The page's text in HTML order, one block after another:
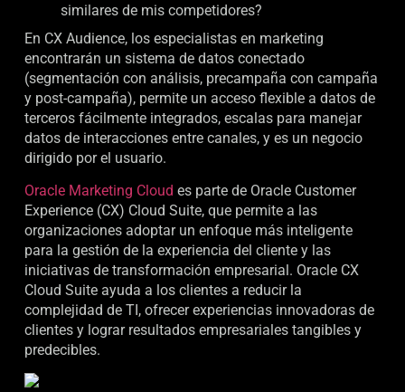
similares de mis competidores?
En CX Audience, los especialistas en marketing
encontrarán un sistema de datos conectado
(segmentación con análisis, precampaña con campaña
y post-campaña), permite un acceso flexible a datos de
terceros fácilmente integrados, escalas para manejar
datos de interacciones entre canales, y es un negocio
dirigido por el usuario.
Oracle Marketing Cloud es parte de Oracle Customer
Experience (CX) Cloud Suite, que permite a las
organizaciones adoptar un enfoque más inteligente
para la gestión de la experiencia del cliente y las
iniciativas de transformación empresarial. Oracle CX
Cloud Suite ayuda a los clientes a reducir la
complejidad de TI, ofrecer experiencias innovadoras de
clientes y lograr resultados empresariales tangibles y
predecibles.